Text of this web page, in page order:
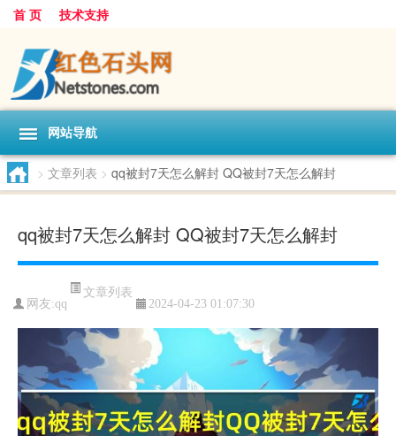
首 页 技术支持
网站导航
> 文章列表 > qq被封7天怎么解封 QQ被封7天怎么解封
qq被封7天怎么解封 QQ被封7天怎么解封
网友:qq
文章列表
2024-04-23 01:07:30